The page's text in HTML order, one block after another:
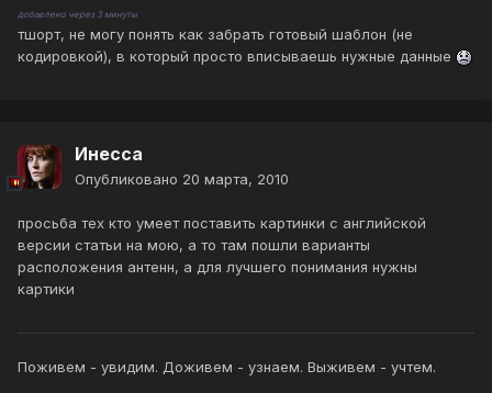
добавлено через 3 минуты
тшорт, не могу понять как забрать готовый шаблон (не
кодировкой), в который просто вписываешь нужные данные
Инесса
Опубликовано 20 марта, 2010
просьба тех кто умеет поставить картинки с английской
версии статьи на мою, а то там пошли варианты
расположения антенн, а для лучшего понимания нужны
картики
Поживем - увидим. Доживем - узнаем. Выживем - учтем.